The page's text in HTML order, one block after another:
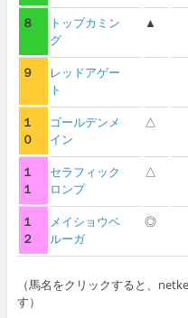
８
トップカミン
グ
▲
９
レッドアゲー
ト
１
０
ゴールデンメ
イン
△
１
１
セラフィック
ロンプ
△
１
２
メイショウベ
ルーガ
◎
（馬名をクリックすると、
す）